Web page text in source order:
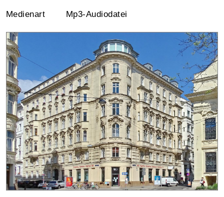
Medienart Mp3-Audiodatei